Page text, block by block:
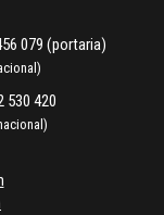
079 (portaria)
530 420